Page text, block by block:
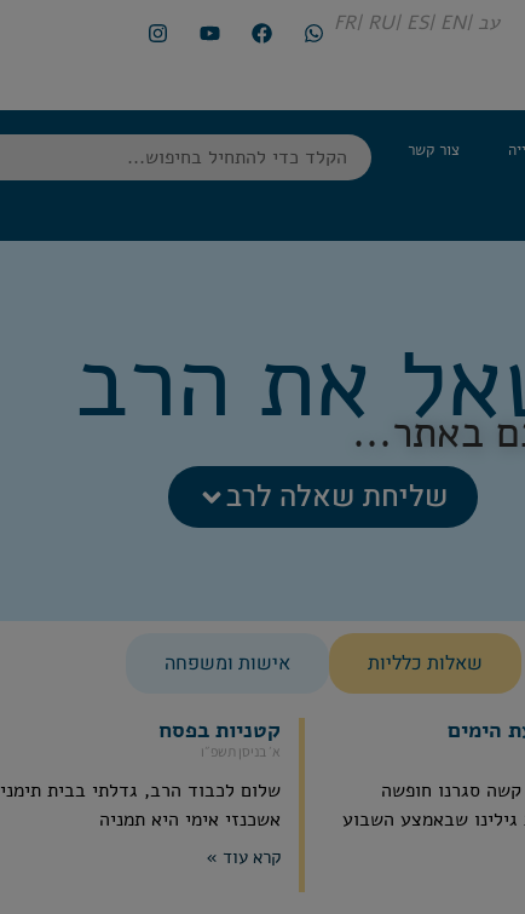
עב |EN |
ES |
RU |
FR
צור קשר
את הרבבאתר...
שליחת שאלה לרב
שאלות כלליות אישות ומשפחה
הימים
סגרנו חופשה
גילינו שבאמצע השבוע
קטניות בפסח
א׳ בניסן תשפ״ו
שלום לכבוד הרב, גדלתי בבית תימני
אשכנזי אימי היא תמניה
קרא עוד »